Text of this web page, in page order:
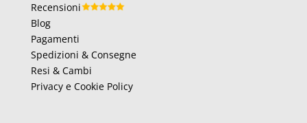
Recensioni
Blog
Pagamenti
Spedizioni & Consegne
Resi & Cambi
Privacy e Cookie Policy